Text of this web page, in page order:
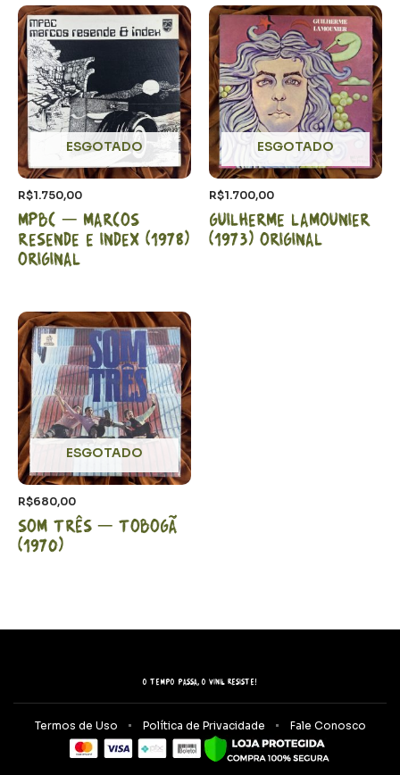
ESGOTADO
R$1.750,00
MPBC – Marcos
Resende e Index (1978)
Original
ESGOTADO
R$1.700,00
Guilherme Lamounier
(1973) Original
ESGOTADO
R$680,00
Som Três – Tobogã
(1970)
O tempo passa, o vinil resiste!
Termos de Uso Política de Privacidade Fale Conosco